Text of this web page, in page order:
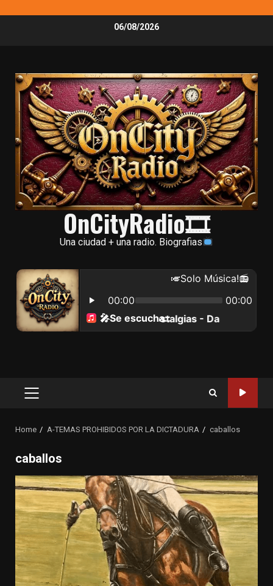
06/08/2026
OnCityRadio🎞
Una ciudad + una radio. Biografias
Primary
Home A-TEMAS PROHIBIDOS POR LA DICTADURA caballos
caballos